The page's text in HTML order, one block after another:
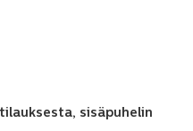
sisäpuhelin